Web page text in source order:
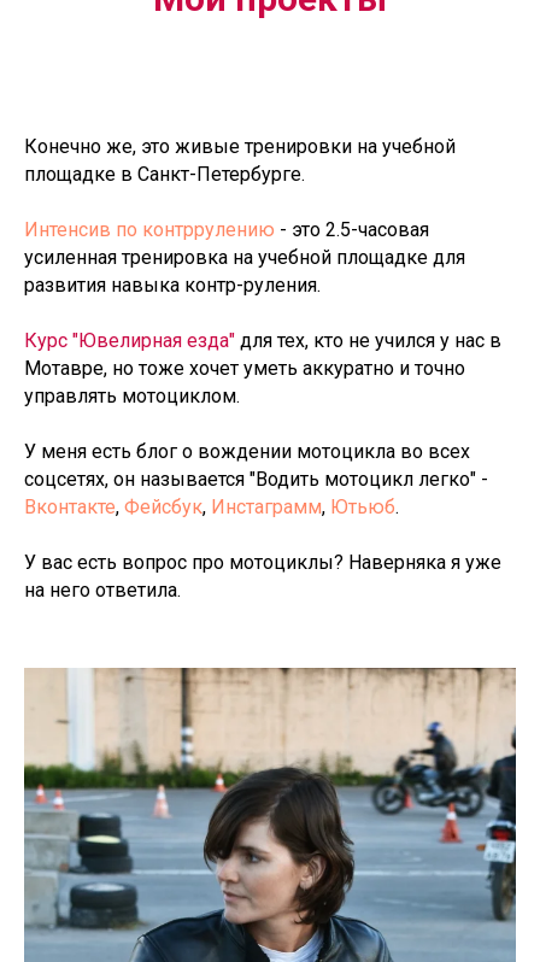
Конечно же, это живые тренировки на учебной
площадке в Санкт-Петербурге.
Интенсив по контррулению - это 2.5-часовая
усиленная тренировка на учебной площадке для
развития навыка контр-руления.
Курс "Ювелирная езда" для тех, кто не учился у нас в
Мотавре, но тоже хочет уметь аккуратно и точно
управлять мотоциклом.
У меня есть блог о вождении мотоцикла во всех
соцсетях, он называется "Водить мотоцикл легко" -
Вконтакте, Фейсбук, Инстаграмм, Ютьюб.
У вас есть вопрос про мотоциклы? Наверняка я уже
на него ответила.